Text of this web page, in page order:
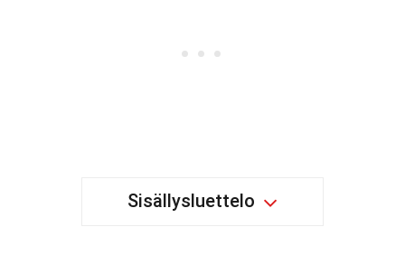
Sisällysluettelo